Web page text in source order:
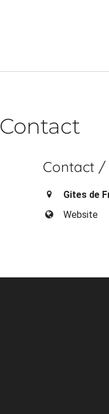
Contact
Contact /
Gites de
Website